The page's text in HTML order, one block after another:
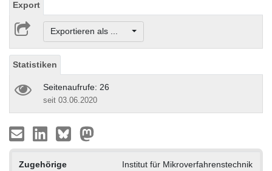
Export
Exportieren als ...
Statistiken
Seitenaufrufe: 26
seit 03.06.2020
Zugehörige
Institut für Mikroverfahrenstechnik